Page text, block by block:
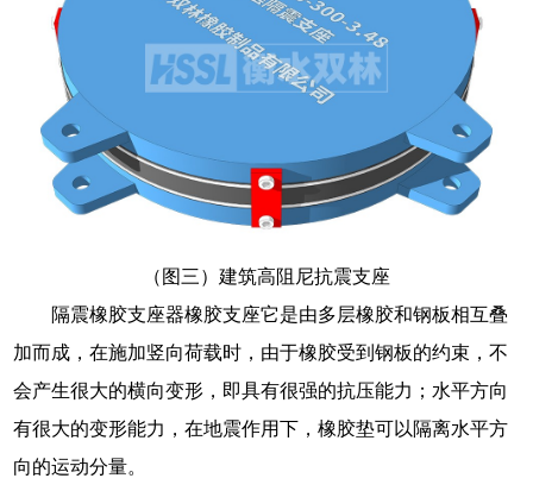
（图三）建筑高阻尼抗震支座
隔震橡胶支座器橡胶支座它是由多层橡胶和钢板相互叠
加而成，在施加竖向荷载时，由于橡胶受到钢板的约束，不
会产生很大的横向变形，即具有很强的抗压能力；水平方向
有很大的变形能力，在地震作用下，橡胶垫可以隔离水平方
向的运动分量。